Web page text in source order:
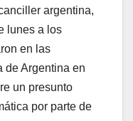
argentina,
lunes a los
en las
de Argentina en
un presunto
por parte de